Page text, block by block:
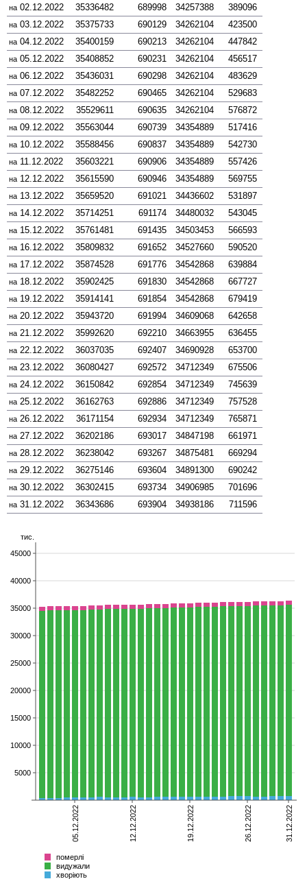
на 02.12.2022 35336482 689998 34257388 389096
на 03.12.2022 35375733 690129 34262104 423500
на 04.12.2022 35400159 690213 34262104 447842
на 05.12.2022 35408852 690231 34262104 456517
на 06.12.2022 35436031 690298 34262104 483629
на 07.12.2022 35482252 690465 34262104 529683
на 08.12.2022 35529611 690635 34262104 576872
на 09.12.2022 35563044 690739 34354889 517416
на 10.12.2022 35588456 690837 34354889 542730
на 11.12.2022 35603221 690906 34354889 557426
на 12.12.2022 35615590 690946 34354889 569755
на 13.12.2022 35659520 691021 34436602 531897
на 14.12.2022 35714251 691174 34480032 543045
на 15.12.2022 35761481 691435 34503453 566593
на 16.12.2022 35809832 691652 34527660 590520
на 17.12.2022 35874528 691776 34542868 639884
на 18.12.2022 35902425 691830 34542868 667727
на 19.12.2022 35914141 691854 34542868 679419
на 20.12.2022 35943720 691994 34609068 642658
на 21.12.2022 35992620 692210 34663955 636455
на 22.12.2022 36037035 692407 34690928 653700
на 23.12.2022 36080427 692572 34712349 675506
на 24.12.2022 36150842 692854 34712349 745639
на 25.12.2022 36162763 692886 34712349 757528
на 26.12.2022 36171154 692934 34712349 765871
на 27.12.2022 36202186 693017 34847198 661971
на 28.12.2022 36238042 693267 34875481 669294
на 29.12.2022 36275146 693604 34891300 690242
на 30.12.2022 36302415 693734 34906985 701696
на 31.12.2022 36343686 693904 34938186 711596
видужали05.12.2022 12.12.2022 19.12.2022 26.12.2022 31.12.2022
5000
10000
15000
20000
25000
30000
35000
40000
45000
тис.
померлі
видужали
хворіють